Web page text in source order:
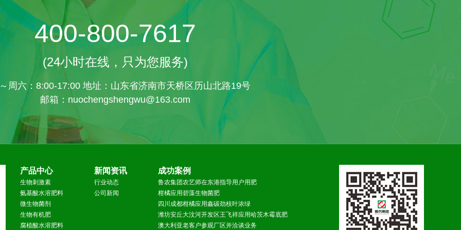
400-800-7617
(24小时在线，只为您服务)
周六：8:00-17:00 地址：山东省济南市天桥区历山北路19号
邮箱：nuochengshengwu@163.com
产品中心
生物刺激素
氨基酸水溶肥料
微生物菌剂
生物有机肥
腐植酸水溶肥料
新闻资讯
行业动态
公司新闻
成功案例
鲁农集团农艺师在东港指导用户用肥
柑橘应用碧藻生物菌肥
四川成都柑橘应用鑫碳劲枝叶浓绿
潍坊安丘大汶河开发区王飞祥应用哈茨木霉底肥
澳大利亚老客户参观厂区并洽谈业务